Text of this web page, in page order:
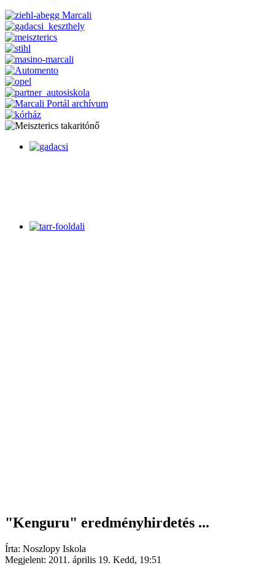
"Kenguru" eredményhirdetés ...
Írta: Noszlopy Iskola
Megjelent: 2011. április 19. Kedd, 19:51